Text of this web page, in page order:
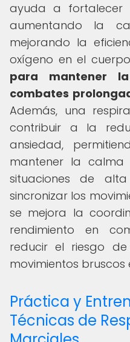
ayuda a fortalecer
aumentando la
mejorando la
oxígeno en el
para mantener
combates
Además, una
contribuir a la
ansiedad,
mantener la
situaciones de
sincronizar los
se mejora la
rendimiento en
reducir el riesgo
movimientos bruscos
Práctica y
Técnicas de